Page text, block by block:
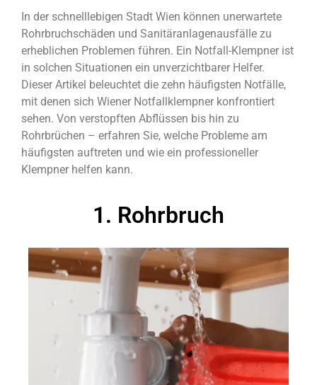
In der schnelllebigen Stadt Wien können unerwartete
Rohrbruchschäden und Sanitäranlagenausfälle zu
erheblichen Problemen führen. Ein Notfall-Klempner ist
in solchen Situationen ein unverzichtbarer Helfer.
Dieser Artikel beleuchtet die zehn häufigsten Notfälle,
mit denen sich Wiener Notfallklempner konfrontiert
sehen. Von verstopften Abflüssen bis hin zu
Rohrbrüchen – erfahren Sie, welche Probleme am
häufigsten auftreten und wie ein professioneller
Klempner helfen kann.
1. Rohrbruch